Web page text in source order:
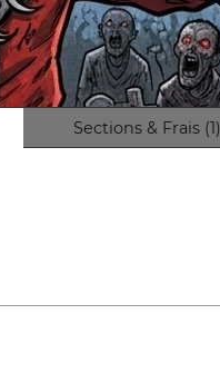
Sections & Frais (1)